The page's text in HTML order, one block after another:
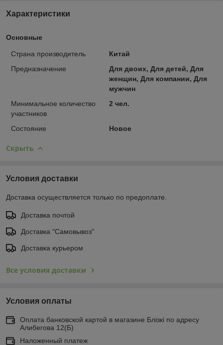
Характеристики
Основные
Страна производитель
Китай
Предназначение
Для двоих, Для детей, Для
женщин, Для компании, Для
мужчин
Минимальное количество
участников
2 чел.
Состояние Новое
Скрыть
Условия доставки
Доставка осуществляется только по предоплате.
Доставка почтой
Доставка "Самовывоз"
Доставка курьером
Все условия доставки
Условия оплаты
Оплата банковской картой в магазине Блiзкi по адресу
Алибегова 12(Б)
Наложенный платеж